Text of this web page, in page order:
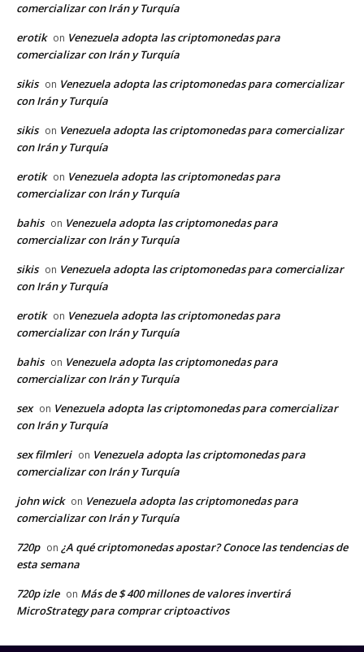
comercializar con Irán y Turquía
erotik on Venezuela adopta las criptomonedas para
comercializar con Irán y Turquía
sikis on Venezuela adopta las criptomonedas para comercializar
con Irán y Turquía
sikis on Venezuela adopta las criptomonedas para comercializar
con Irán y Turquía
erotik on Venezuela adopta las criptomonedas para
comercializar con Irán y Turquía
bahis on Venezuela adopta las criptomonedas para
comercializar con Irán y Turquía
sikis on Venezuela adopta las criptomonedas para comercializar
con Irán y Turquía
erotik on Venezuela adopta las criptomonedas para
comercializar con Irán y Turquía
bahis on Venezuela adopta las criptomonedas para
comercializar con Irán y Turquía
sex on Venezuela adopta las criptomonedas para comercializar
con Irán y Turquía
sex filmleri on Venezuela adopta las criptomonedas para
comercializar con Irán y Turquía
john wick on Venezuela adopta las criptomonedas para
comercializar con Irán y Turquía
720p on ¿A qué criptomonedas apostar? Conoce las tendencias de
esta semana
720p izle on Más de $ 400 millones de valores invertirá
MicroStrategy para comprar criptoactivos